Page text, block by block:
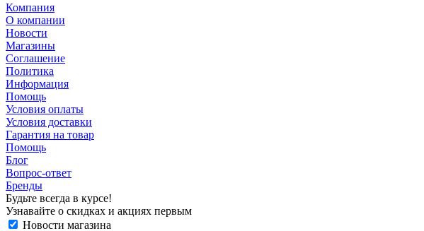
Компания
О компании
Новости
Магазины
Соглашение
Политика
Информация
Помощь
Условия оплаты
Условия доставки
Гарантия на товар
Помощь
Блог
Вопрос-ответ
Бренды
Будьте всегда в курсе!
Узнавайте о скидках и акциях первым
Новости магазина